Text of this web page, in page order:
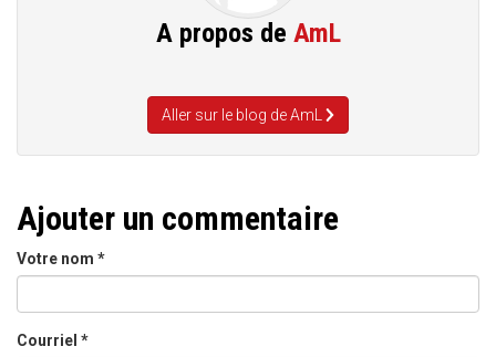
A propos de AmL
Aller sur le blog de AmL
Ajouter un commentaire
Votre nom *
Courriel *